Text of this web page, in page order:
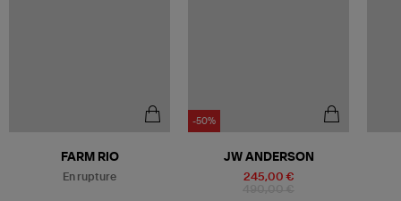
En rupture
FARM RIO
-50%
245,00 €
JW ANDERSON